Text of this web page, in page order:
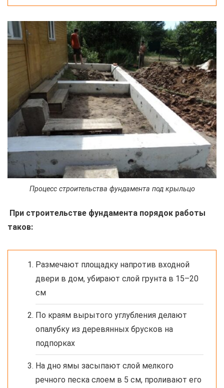
Процесс строительства фундамента под крыльцо
При строительстве фундамента порядок работы
таков:
Размечают площадку напротив входной
двери в дом, убирают слой грунта в 15–20
см
По краям вырытого углубления делают
опалубку из деревянных брусков на
подпорках
На дно ямы засыпают слой мелкого
речного песка слоем в 5 см, проливают его